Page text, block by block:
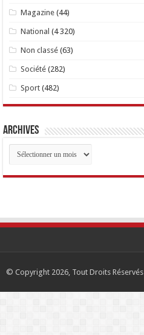
Magazine (44)
National (4 320)
Non classé (63)
Société (282)
Sport (482)
Archives
Archives
© Copyright 2026, Tout Droits Réservés